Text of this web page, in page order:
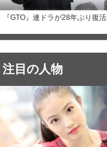
『GTO』連ドラが28年ぶり復活
注目の人物